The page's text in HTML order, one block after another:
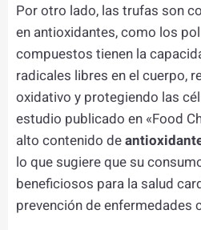
Por otro lado, las trufas son
en antioxidantes, como los
compuestos tienen la
radicales libres en el cuerpo,
oxidativo y protegiendo las
estudio publicado en «Food
alto contenido de
lo que sugiere que su
beneficiosos para la salud
prevención de enfermedades